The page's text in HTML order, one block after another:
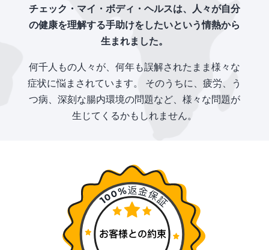
チェック・マイ・ボディ・ヘルスは、人々が自分
の健康を理解する手助けをしたいという情熱から
生まれました。
何千人もの人々が、何年も誤解されたまま様々な
症状に悩まされています。 そのうちに、疲労、う
つ病、深刻な腸内環境の問題など、様々な問題が
生じてくるかもしれません。